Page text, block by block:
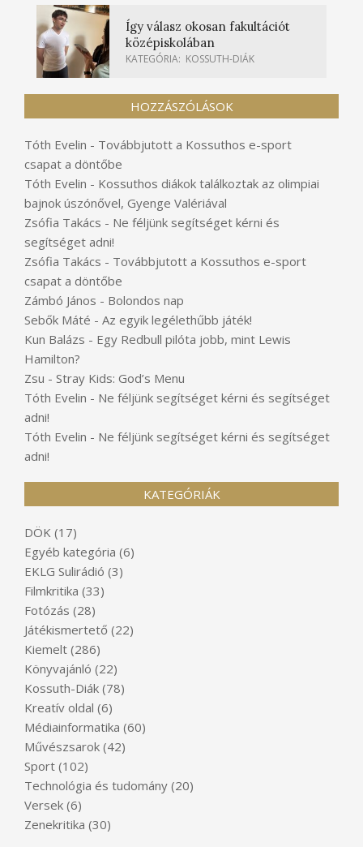
Így válasz okosan fakultációt
középiskolában
KATEGÓRIA: KOSSUTH-DIÁK
HOZZÁSZÓLÁSOK
Tóth Evelin - Továbbjutott a Kossuthos e-sport
csapat a döntőbe
Tóth Evelin - Kossuthos diákok találkoztak az olimpiai
bajnok úszónővel, Gyenge Valériával
Zsófia Takács - Ne féljünk segítséget kérni és
segítséget adni!
Zsófia Takács - Továbbjutott a Kossuthos e-sport
csapat a döntőbe
Zámbó János - Bolondos nap
Sebők Máté - Az egyik legélethűbb játék!
Kun Balázs - Egy Redbull pilóta jobb, mint Lewis
Hamilton?
Zsu - Stray Kids: God’s Menu
Tóth Evelin - Ne féljünk segítséget kérni és segítséget
adni!
Tóth Evelin - Ne féljünk segítséget kérni és segítséget
adni!
KATEGÓRIÁK
DÖK (17)
Egyéb kategória (6)
EKLG Sulirádió (3)
Filmkritika (33)
Fotózás (28)
Játékismertető (22)
Kiemelt (286)
Könyvajánló (22)
Kossuth-Diák (78)
Kreatív oldal (6)
Médiainformatika (60)
Művészsarok (42)
Sport (102)
Technológia és tudomány (20)
Versek (6)
Zenekritika (30)